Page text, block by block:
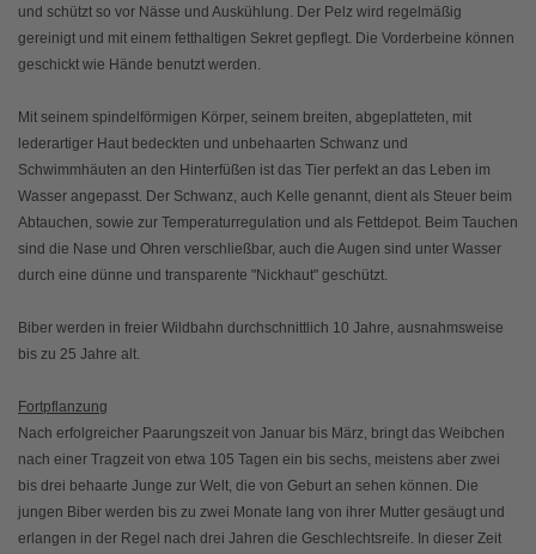
und schützt so vor Nässe und Auskühlung. Der Pelz wird regelmäßig
gereinigt und mit einem fetthaltigen Sekret gepflegt. Die Vorderbeine können
geschickt wie Hände benutzt werden.
Mit seinem spindelförmigen Körper, seinem breiten, abgeplatteten, mit
lederartiger Haut bedeckten und unbehaarten Schwanz und
Schwimmhäuten an den Hinterfüßen ist das Tier perfekt an das Leben im
Wasser angepasst. Der Schwanz, auch Kelle genannt, dient als Steuer beim
Abtauchen, sowie zur Temperaturregulation und als Fettdepot. Beim Tauchen
sind die Nase und Ohren verschließbar, auch die Augen sind unter Wasser
durch eine dünne und transparente "Nickhaut" geschützt.
Biber werden in freier Wildbahn durchschnittlich 10 Jahre, ausnahmsweise
bis zu 25 Jahre alt.
Fortpflanzung
Nach erfolgreicher Paarungszeit von Januar bis März, bringt das Weibchen
nach einer Tragzeit von etwa 105 Tagen ein bis sechs, meistens aber zwei
bis drei behaarte Junge zur Welt, die von Geburt an sehen können. Die
jungen Biber werden bis zu zwei Monate lang von ihrer Mutter gesäugt und
erlangen in der Regel nach drei Jahren die Geschlechtsreife. In dieser Zeit